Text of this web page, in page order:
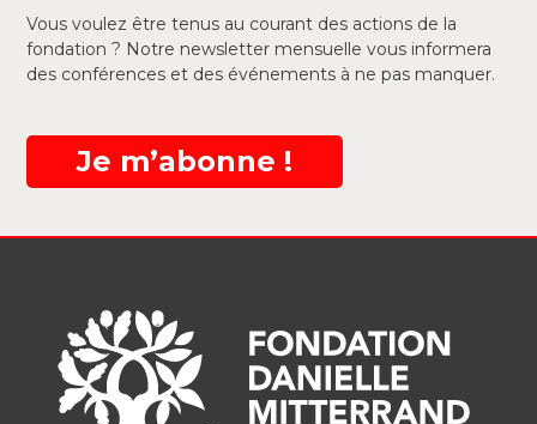
Vous voulez être tenus au courant des actions de la
fondation ? Notre newsletter mensuelle vous informera
des conférences et des événements à ne pas manquer.
Je m’abonne !